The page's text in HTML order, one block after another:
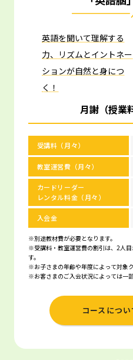
英語を聞いて理解する
力、リズムとイントネー
ションが自然と身につ
く！
月謝（授業
受講料（月々）
教室運営費（月々）
カードリーダー
レンタル料金（月々）
入会金
※別途教材費が必要となります。
※受講料・教室運営費の割引は、2人
す。
※お子さまの年齢や年度によって対象
※お客さまのご入会状況によっては一
コースにつ